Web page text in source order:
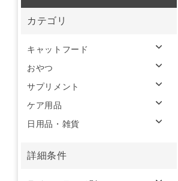
カテゴリ
キャットフード
おやつ
サプリメント
ケア用品
日用品・雑貨
詳細条件